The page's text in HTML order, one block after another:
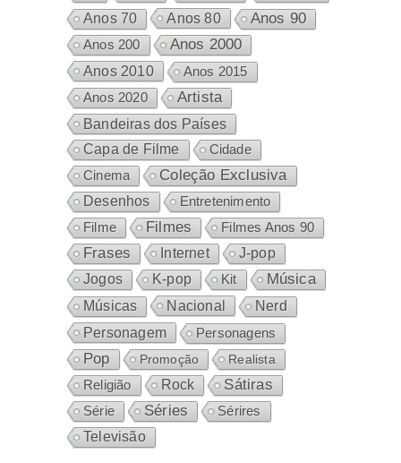
Anos 70
Anos 80 Anos 90
Anos 200 Anos 2000
Anos 2010 Anos 2015
Anos 2020 Artista
Bandeiras dos Países
Capa de Filme
Cidade
Cinema
Coleção Exclusiva
Desenhos
Entretenimento
Filme
Filmes Filmes Anos 90
Frases Internet
J-pop
Jogos
K-pop Kit Música
Músicas Nacional Nerd
Personagem Personagens
Pop Promoção
Realista
Religião
Rock Sátiras
Série Séries
Sérires
Televisão